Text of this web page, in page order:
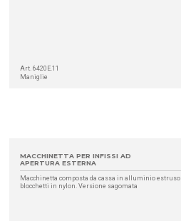
Art. 6420E.11
Maniglie
MACCHINETTA PER INFISSI AD
APERTURA ESTERNA
Macchinetta composta da cassa in alluminio estruso
blocchetti in nylon. Versione sagomata